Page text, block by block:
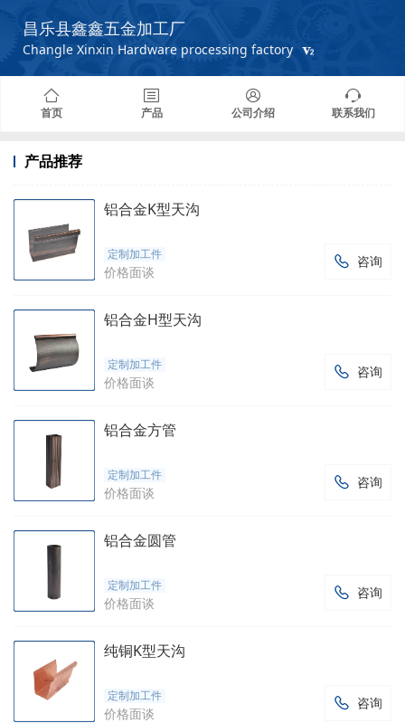
昌乐县鑫鑫五金加工厂
Changle Xinxin Hardware processing factory
首页 产品 公司介绍 联系我们
产品推荐
铝合金K型天沟
 咨询
定制加工件
价格面谈
铝合金H型天沟
 咨询
定制加工件
价格面谈
铝合金方管
 咨询
定制加工件
价格面谈
铝合金圆管
 咨询
定制加工件
价格面谈
纯铜K型天沟
 咨询
定制加工件
价格面谈